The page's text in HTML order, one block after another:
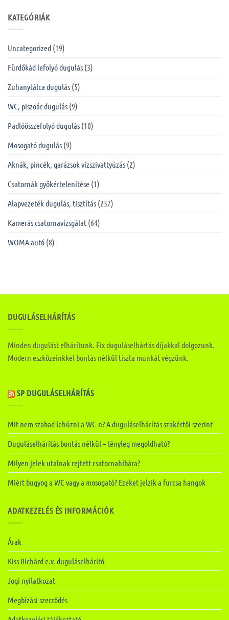
KATEGÓRIÁK
Uncategorized (19)
Fürdőkád lefolyó dugulás (3)
Zuhanytálca dugulás (5)
WC, piszoár dugulás (9)
Padlóösszefolyó dugulás (10)
Mosogató dugulás (9)
Aknák, pincék, garázsok vízszivattyúzás (2)
Csatornák gyökértelenítése (1)
Alapvezeték dugulás, tisztítás (257)
Kamerás csatornavizsgálat (64)
WOMA autó (8)
DUGULÁSELHÁRÍTÁS
Minden dugulást elhárítunk. Fix duguláselhártás díjakkal dolgozunk.
Modern eszközeinkkel bontás nélkül tiszta munkát végzünk.
SP DUGULÁSELHÁRÍTÁS
Mit nem szabad lehúzni a WC-n? A duguláselhárítás szakértői szerint
Duguláselhárítás bontás nélkül – tényleg megoldható?
Milyen jelek utalnak rejtett csatornahibára?
Miért bugyog a WC vagy a mosogató? Ezeket jelzik a furcsa hangok
ADATKEZELÉS ÉS INFORMÁCIÓK
Árak
Kiss Richárd e.v. duguláselhárító
Jogi nyilatkozat
Megbízási szerződés